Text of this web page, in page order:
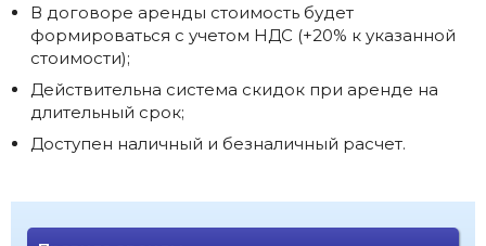
В договоре аренды стоимость будет
формироваться с учетом НДС (+20% к указанной
стоимости);
Действительна система скидок при аренде на
длительный срок;
Доступен наличный и безналичный расчет.